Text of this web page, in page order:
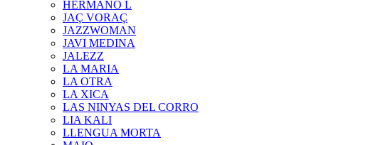
HERMANO L
JAÇ VORAÇ
JAZZWOMAN
JAVI MEDINA
JALEZZ
LA MARIA
LA OTRA
LA XICA
LAS NINYAS DEL CORRO
LIA KALI
LLENGUA MORTA